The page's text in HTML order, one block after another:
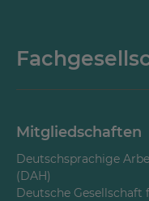
edizione Ovindoli,
Erlangung des
Mitgliedschaften
Deutschsprachige
(DAH)
Deutsche Gesellschaft